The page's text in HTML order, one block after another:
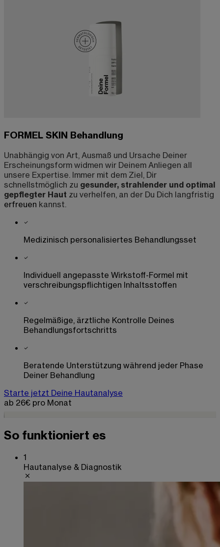
FORMEL SKIN Behandlung
Unabhängig von Art, Ausmaß und Ursache Deiner
Erscheinungsform widmen wir Deinem Anliegen all
unsere Expertise. Immer mit dem Ziel, Dir
schnellstmöglich zu gesunder, strahlender und optimal
gepflegter Haut zu verhelfen, an der Du Dich langfristig
erfreuen kannst.
Medizinisch personalisiertes Behandlungsset
Individuell angepasste Wirkstoff-Formel mit
verschreibungspflichtigen Inhaltsstoffen
Regelmäßige, ärztliche Kontrolle Deines
Behandlungsfortschritts
Beratende Unterstützung während jeder Phase
Deiner Behandlung
Starte jetzt Deine Hautanalyse
ab 26€ pro Monat
So funktioniert es
1
Hautanalyse & Diagnostik